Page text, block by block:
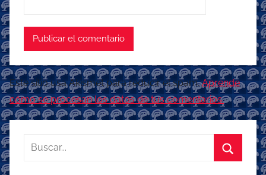
Este sitio usa Akismet para reducir el spam.Aprende
cómo se procesan los datos de tus comentarios.
Buscar:
Buscar